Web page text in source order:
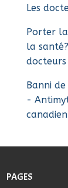
Les
Porter
la
docteurs
Banni
-
PAGES